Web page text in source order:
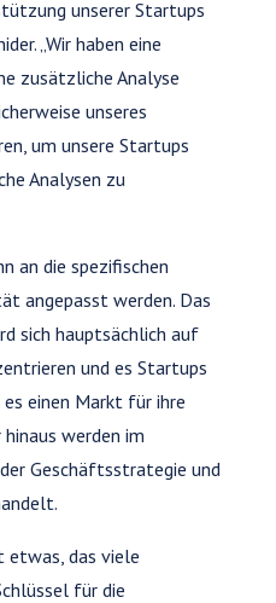
unserer Startups
„Wir haben eine
zusätzliche Analyse
unseres
um unsere Startups
Analysen zu
an die spezifischen
angepasst werden. Das
sich hauptsächlich auf
und es Startups
einen Markt für ihre
werden im
Geschäftsstrategie und
etwas, das viele
für die